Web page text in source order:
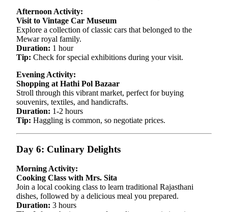
Afternoon Activity:
Visit to Vintage Car Museum
Explore a collection of classic cars that belonged to the
Mewar royal family.
Duration: 1 hour
Tip: Check for special exhibitions during your visit.
Evening Activity:
Shopping at Hathi Pol Bazaar
Stroll through this vibrant market, perfect for buying
souvenirs, textiles, and handicrafts.
Duration: 1-2 hours
Tip: Haggling is common, so negotiate prices.
Day 6: Culinary Delights
Morning Activity:
Cooking Class with Mrs. Sita
Join a local cooking class to learn traditional Rajasthani
dishes, followed by a delicious meal you prepared.
Duration: 3 hours